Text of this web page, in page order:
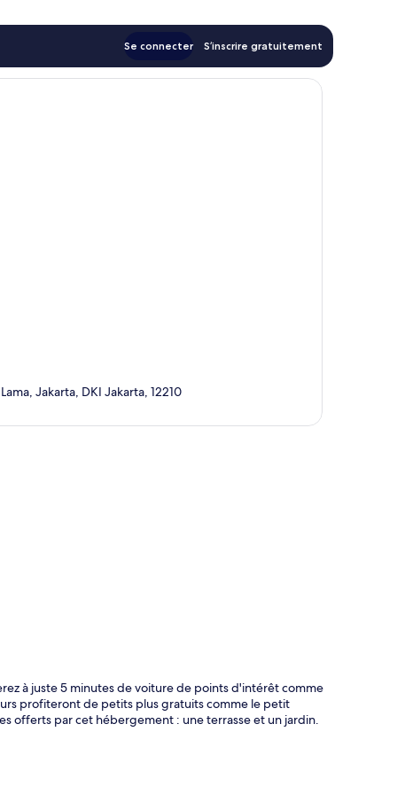
Se connecter S’inscrire gratuitement
Jakarta, DKI Jakarta, 12210
à juste 5 minutes de voiture de points d'intérêt comme
profiteront de petits plus gratuits comme le petit
offerts par cet hébergement : une terrasse et un jardin.